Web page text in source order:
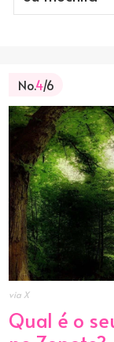
No.4/6
via X
Qual é o